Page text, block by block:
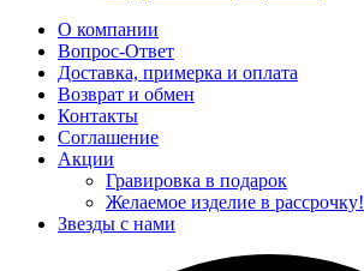
О компании
Вопрос-Ответ
Доставка, примерка и оплата
Возврат и обмен
Контакты
Соглашение
Акции
Гравировка в подарок
Желаемое изделие в рассрочку!
Звезды с нами